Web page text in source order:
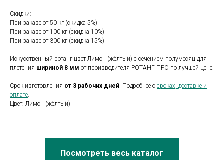
Скидки:
При заказе от 50 кг (скидка 5%)
При заказе от 100 кг (скидка 10%)
При заказе от 300 кг (скидка 15%)
Искусственный ротанг цвет Лимон (жёлтый) с сечением полумесяц для
плетения шириной 8 мм от производителя РОТАНГ ПРО по лучшей цене.
Срок изготовления от 3 рабочих дней. Подробнее о сроках, доставке и
оплате.
Цвет: Лимон (жёлтый)
Посмотреть весь каталог